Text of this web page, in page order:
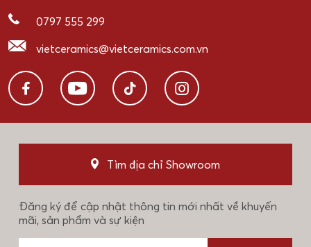
0797 555 299
vietceramics@vietceramics.com.vn
Tìm địa chỉ Showroom
Đăng ký để cập nhật thông tin mới nhất về khuyến
mãi, sản phẩm và sự kiện